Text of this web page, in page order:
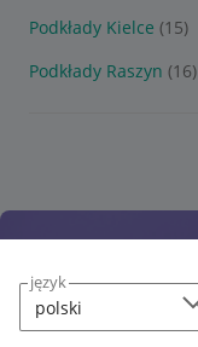
język
Podkłady Kielce (15)
Podkłady Raszyn (16)